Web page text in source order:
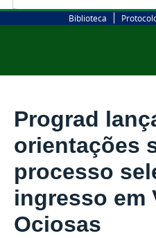
Biblioteca
Prograd
orientações
processo
ingresso em
Ociosas